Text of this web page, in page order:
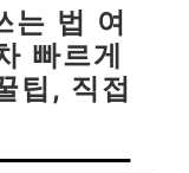
는 법 여
빠르게
팁, 직접